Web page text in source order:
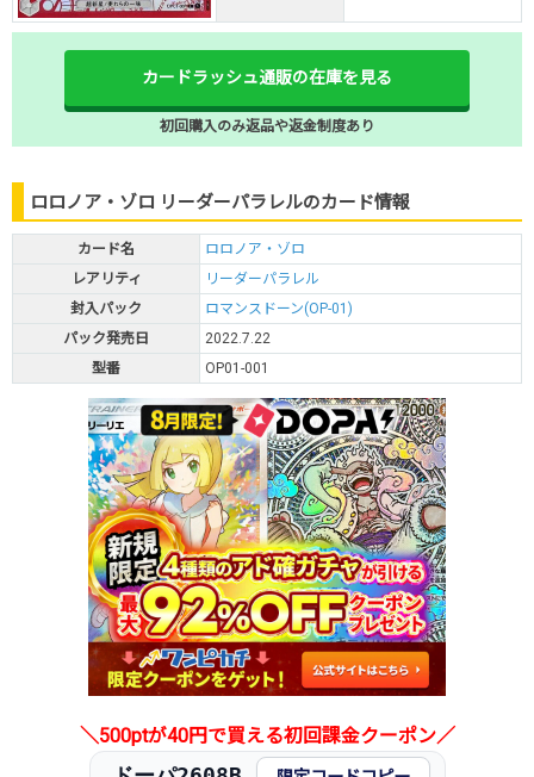
カードラッシュ通販の在庫を見る
初回購入のみ返品や返金制度あり
ロロノア・ゾロ リーダーパラレルのカード情報
カード名
ロロノア・ゾロ
レアリティ
リーダーパラレル
封入パック
ロマンスドーン(OP-01)
パック発売日
2022.7.22
型番
OP01-001
＼500ptが40円で買える初回課金クーポン／